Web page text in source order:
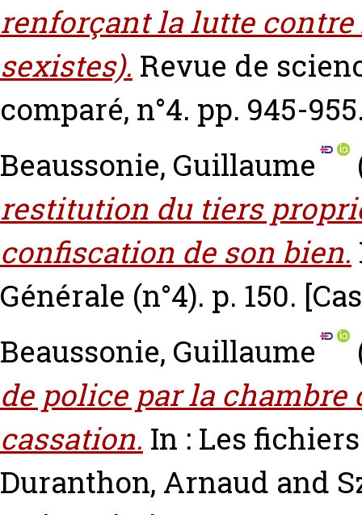
renforçant la lutte
sexistes). Revue de
comparé, n°4. pp. 945-
Beaussonie, Guillaume
restitution du tiers
confiscation de son bien.
Générale (n°4). p. 150.
Beaussonie, Guillaume
de police par la
cassation. In : Les
Duranthon, Arnaud and